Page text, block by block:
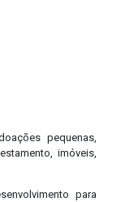
pequenas,
imóveis,
para